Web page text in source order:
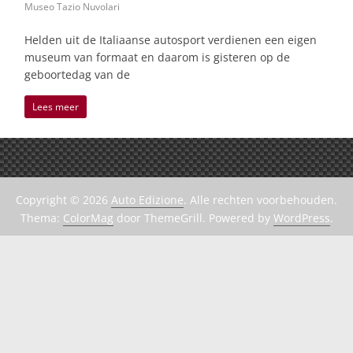
Museo Tazio Nuvolari
Helden uit de Italiaanse autosport verdienen een eigen
museum van formaat en daarom is gisteren op de
geboortedag van de
Lees meer
Copyright © 2026 Auto Edizione. Alle rechten voorbehouden.
Thema: ColorMag door ThemeGrill. Powered by WordPress.